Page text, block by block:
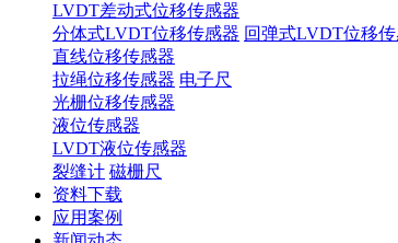
LVDT差动式位移传感器
分体式LVDT位移传感器 回弹式LVDT位移
直线位移传感器
拉绳位移传感器 电子尺
光栅位移传感器
液位传感器
LVDT液位传感器
裂缝计 磁栅尺
资料下载
应用案例